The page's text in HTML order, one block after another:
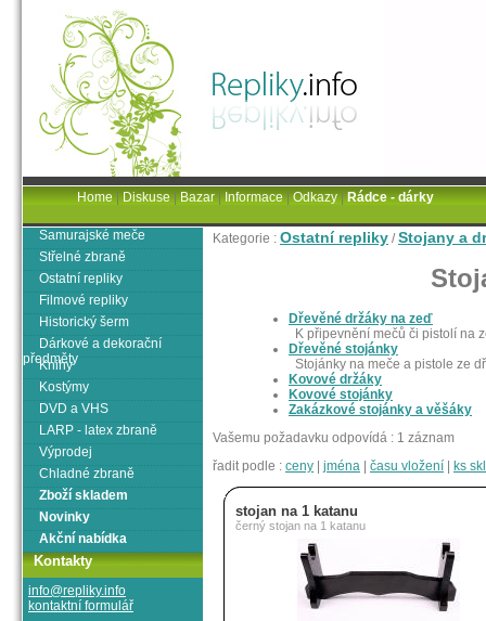
Kategorie : Ostatní repliky /Stojany a
Dřevěné držáky na zeď
K připevnění mečů či pistolí na
Dřevěné stojánky
Stojánky na meče a pistole ze
Kovové držáky
Kovové stojánky
Zakázkové stojánky a věšáky
Vašemu požadavku odpovídá : 1 záznam
řadit podle : ceny jména času vložení ks
stojan na 1 katanu
černý stojan na 1 katanu
Samurajské meče
Střelné zbraně
Ostatní repliky
Filmové repliky
Historický šerm
Dárkové a dekorační
předměty
Knihy
Kostýmy
DVD a VHS
LARP - latex zbraně
Výprodej
Chladné zbraně
Zboží skladem
Novinky
Akční nabídka
Kontakty
info@repliky.info
kontaktní formulář
Home|Diskuse|Bazar|Informace|Odkazy|Rádce - dárky